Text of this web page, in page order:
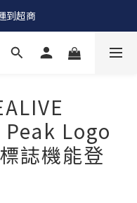
單件八折 兩件七折
到超商
單件八折 兩件七折
Logo
誌機能登